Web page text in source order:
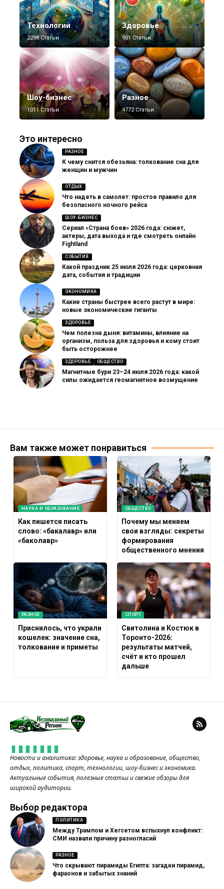
Технологии
2298 Статьи
Здоровье
901 Статьи
Шоу-бизнес
1011 Статьи
Разное
4772 Статьи
Это интересно
РАЗНОЕ
К чему снится обезьяна: толкование сна для
женщин и мужчин
ОТДЫХ
Что надеть в самолет: простое правило для
безопасного ночного рейса
ШОУ-БИЗНЕС
Сериал «Страна боев» 2026 года: сюжет,
актеры, дата выхода и где смотреть онлайн
Fightland
СОБЫТИЯ
Какой праздник 25 июля 2026 года: церковная
дата, события и традиции
ЭКОНОМИКА
Какие страны быстрее всего растут в мире:
новые экономические гиганты
ЗДОРОВЬЕ
Чем полезна дыня: витамины, влияние на
организм, польза для здоровья и кому стоит
быть осторожнее
ЗДОРОВЬЕ ОБЩЕСТВО
Магнитные бури 23–24 июля 2026 года: какой
силы ожидается геомагнитное возмущение
Вам также может понравиться
НАУКА И ОБРАЗОВАНИЕ
Как пишется писать
слово: «бакалавр» или
«баколавр»
ОБЩЕСТВО
Почему мы меняем
свои взгляды: секреты
формирования
общественного мнения
РАЗНОЕ
Приснилось, что украли
кошелек: значение сна,
толкование и приметы
СПОРТ
Свитолина и Костюк в
Торонто-2026:
результаты матчей,
счёт и кто прошел
дальше
Новости и аналитика: здоровье, наука и образование, общество,
отдых, политика, спорт, технологии, шоу-бизнес и экономика.
Актуальные события, полезные статьи и свежие обзоры для
широкой аудитории.
Выбор редактора
ПОЛИТИКА
Между Трампом и Хегсетом вспыхнул конфликт:
СМИ назвали причину разногласий
РАЗНОЕ
Что скрывают пирамиды Египта: загадки пирамид,
фараонов и забытых знаний